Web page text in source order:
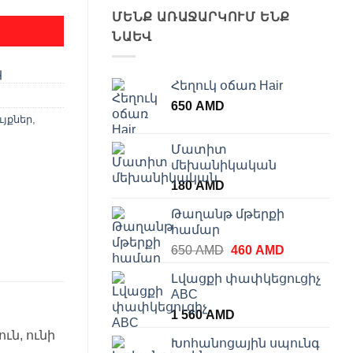
ՄԵՆՔ ԱՌԱՋԱՐԿՈՒՄ ԵՆՔ
ՆԱԵՎ
Հեղուկ օճառ Hair
650 AMD
Մատիտ
մեխանիկական
180AMD
Թաղանթ մթերքի
համար
650AMD Original
was:
460 AMDCurrent
is:
Լվացքի փափկեցուցիչ
ABC
1 560AMD
Խոհանոցային սպունգ
,
ունի